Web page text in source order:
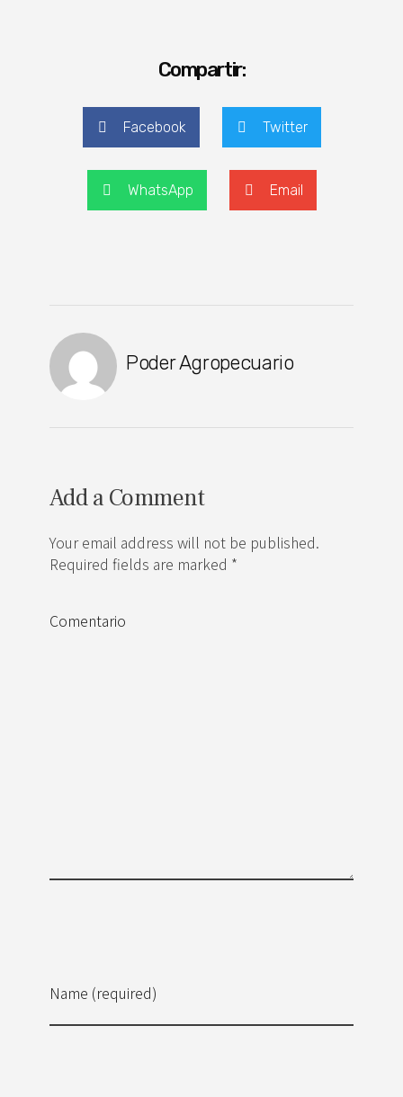
Compartir:
Facebook Twitter
WhatsApp Email
Poder Agropecuario
Add a Comment
Your email address will not be published.
Required fields are marked *
Name (required)
Comentario